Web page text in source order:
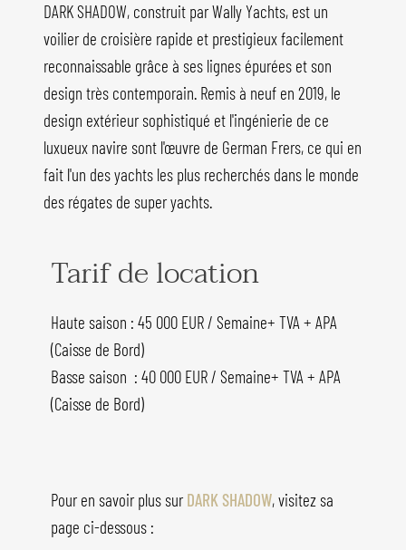
DARK SHADOW, construit par Wally Yachts, est un
voilier de croisière rapide et prestigieux facilement
reconnaissable grâce à ses lignes épurées et son
design très contemporain. Remis à neuf en 2019, le
design extérieur sophistiqué et l'ingénierie de ce
luxueux navire sont l'œuvre de German Frers, ce qui en
fait l'un des yachts les plus recherchés dans le monde
des régates de super yachts.
Tarif de location
Haute saison : 45 000 EUR / Semaine+ TVA + APA
(Caisse de Bord)
Basse saison : 40 000 EUR / Semaine+ TVA + APA
(Caisse de Bord)
Pour en savoir plus sur DARK SHADOW, visitez sa
page ci-dessous :